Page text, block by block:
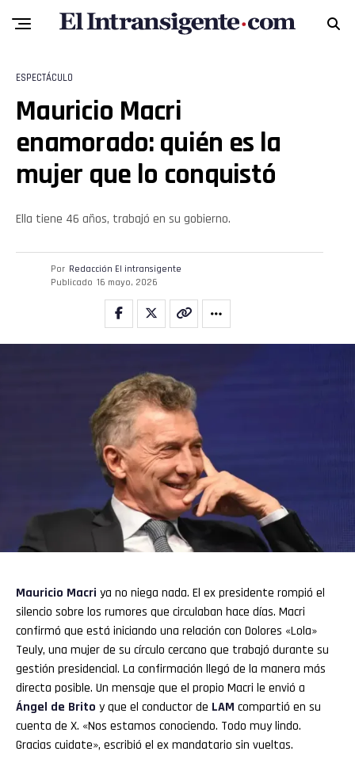
ESPECTÁCULO
Mauricio Macri
enamorado: quién es la
mujer que lo conquistó
Ella tiene 46 años, trabajó en su gobierno.
Por Redacción El intransigente
Publicado 16 mayo, 2026
Mauricio Macri ya no niega nada. El ex presidente rompió el
silencio sobre los rumores que circulaban hace días. Macri
confirmó que está iniciando una relación con Dolores «Lola»
Teuly, una mujer de su círculo cercano que trabajó durante su
gestión presidencial. La confirmación llegó de la manera más
directa posible. Un mensaje que el propio Macri le envió a
Ángel de Brito y que el conductor de LAM compartió en su
cuenta de X. «Nos estamos conociendo. Todo muy lindo.
Gracias cuidate», escribió el ex mandatario sin vueltas.
Flipboard
Whatsapp
Email